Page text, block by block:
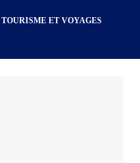
TOURISME ET VOYAGES